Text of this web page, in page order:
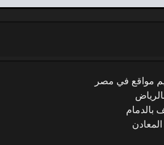
مواقع في مصر
بالدمام